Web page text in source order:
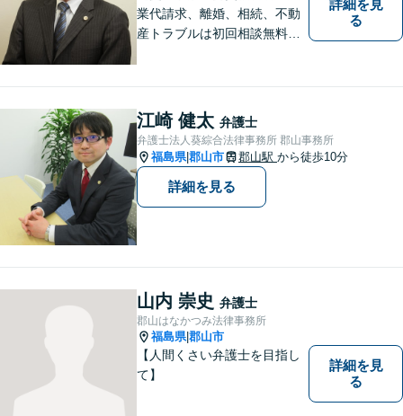
業代請求、離婚、相続、不動
産トラブルは初回相談無料】
は着手金0円です。【電話相談
も可能】
詳細を見
る
江崎 健太 弁護士
弁護士法人葵綜合法律事務所 郡山事務所
福島県|郡山市 郡山駅 から徒歩10分
詳細を見る
山内 崇史 弁護士
郡山はなかつみ法律事務所
福島県|郡山市
【人間くさい弁護士を目指し
て】
詳細を見
る